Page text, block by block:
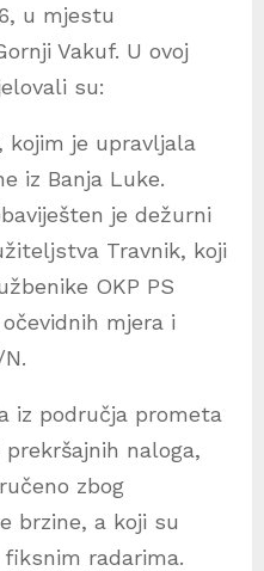
u mjestu
Vakuf. U ovoj
su:
kojim je upravljala
iz Banja Luke.
je dežurni
Travnik, koji
OKP PS
mjera i
iz područja prometa
naloga,
zbog
brzine, a koji su
radarima.